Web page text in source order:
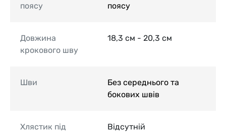
поясу
поясу
Довжина
крокового шву
18,3 см - 20,3 см
Шви
Без середнього та
бокових швів
Хлястик під
Відсутній